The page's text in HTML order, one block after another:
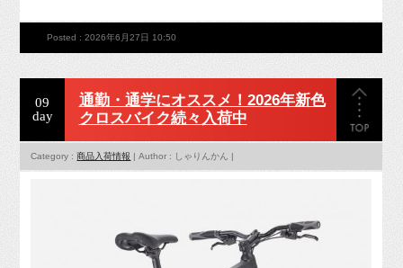
Posted : 2026年6月27日 10:50
09
day
通勤・通学にオススメ！2026年新色
クロスバイク続々入荷中
Category :商品入荷情報 | Author : しゃりんかん |